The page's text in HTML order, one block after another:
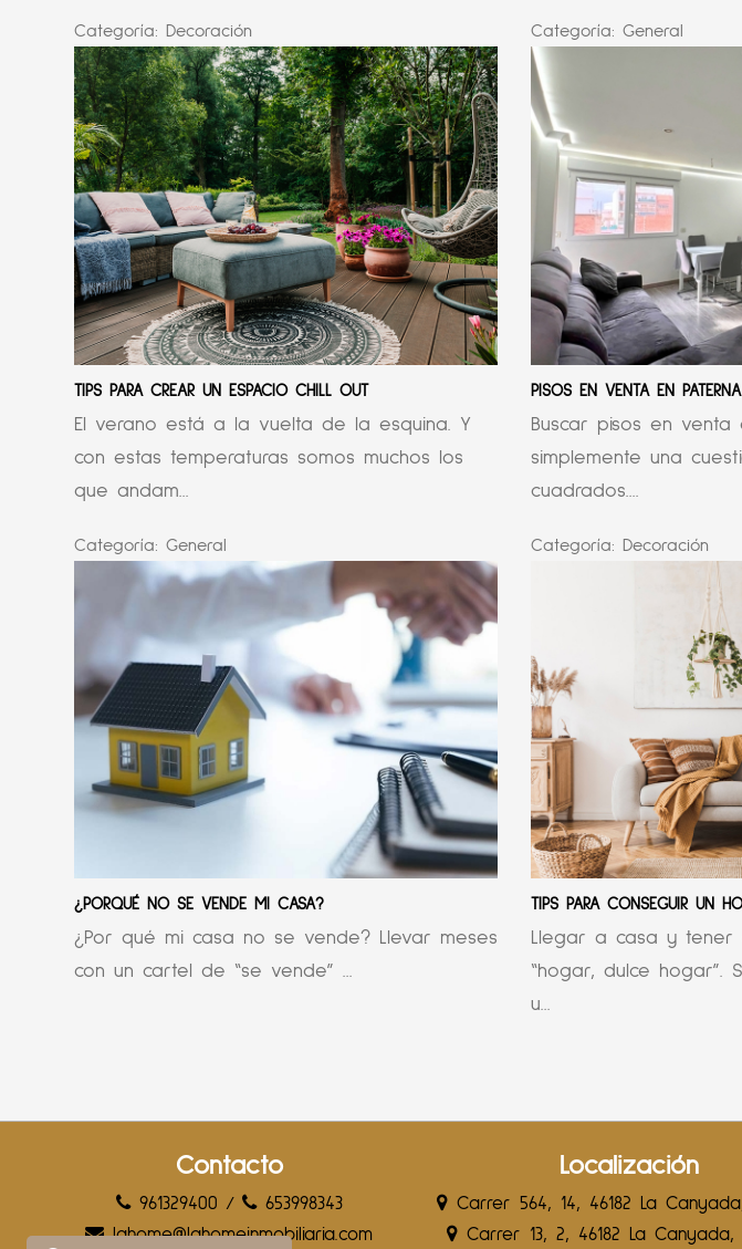
Categoría: Decoración
TIPS PARA CREAR UN ESPACIO CHILL OUT
El verano está a la vuelta de la esquina. Y
con estas temperaturas somos muchos los
que andam...
Categoría:General
PISOS EN VENTA EN PATERNA
Buscar pisos en
simplemente una
cuadrados....
Categoría: General
¿PORQUÉ NO SE VENDE MI CASA?
¿Por qué mi casa no se vende? Llevar meses
con un cartel de “se vende” ...
Categoría: Decoración
TIPS PARA CONSEGUIR UN
Llegar a casa y tener
“hogar, dulce hogar”.
u...
Contacto
961329400 /
653998343
lahome@lahomeinmobiliaria.com
Localización
Carrer 564, 14, 46182 La
Carrer 13, 2, 46182 La Canyada,